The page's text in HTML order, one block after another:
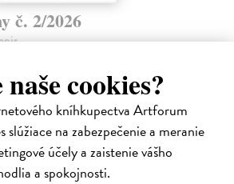
cookies?
kníhkupectva Artforum
slúžiace na zabezpečenie a meranie
účely a zaistenie vášho
a spokojnosti.
č. 2/2026
a ukazuje, jak moderní technologie
aktivity i kontrolu společnosti v období